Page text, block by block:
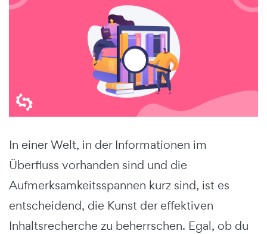
In einer Welt, in der Informationen im
Überfluss vorhanden sind und die
Aufmerksamkeitsspannen kurz sind, ist es
entscheidend, die Kunst der effektiven
Inhaltsrecherche zu beherrschen. Egal, ob du